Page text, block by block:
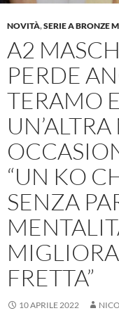
NOVITÀ,SERIE A BRONZE
A2
PERDE
TERAMO
“UN KO
SENZA
FRETTA”
10 APRILE 2022